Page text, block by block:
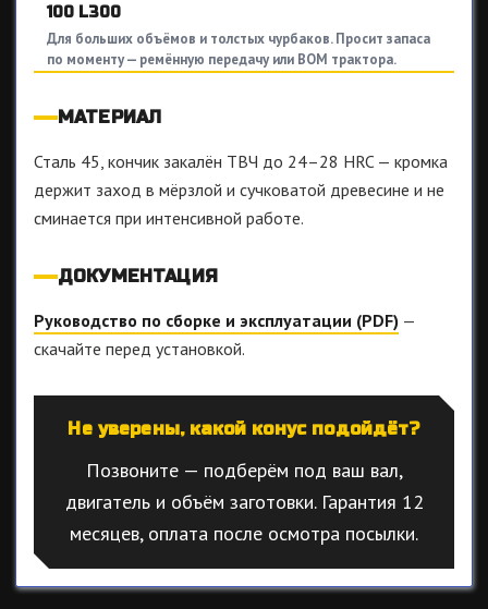
100 L300
Для больших объёмов и толстых чурбаков. Просит запаса
по моменту — ремённую передачу или ВОМ трактора.
МАТЕРИАЛ
Сталь 45, кончик закалён ТВЧ до 24–28 HRC — кромка
держит заход в мёрзлой и сучковатой древесине и не
сминается при интенсивной работе.
ДОКУМЕНТАЦИЯ
Руководство по сборке и эксплуатации (PDF) —
скачайте перед установкой.
Не уверены, какой конус подойдёт?
Позвоните — подберём под ваш вал,
двигатель и объём заготовки. Гарантия 12
месяцев, оплата после осмотра посылки.